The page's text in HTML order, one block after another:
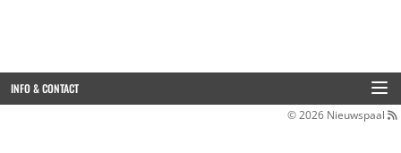
INFO & CONTACT
© 2026 Nieuwspaal